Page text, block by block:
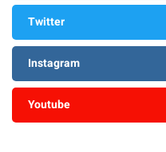
Twitter
Instagram
Youtube